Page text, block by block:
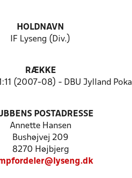
HOLDNAVN
IF Lyseng (Div.)
RÆKKE
(2007-08) - DBU Jylland Pokal
POSTADRESSE
Annette Hansen
Bushøjvej 209
8270 Højbjerg